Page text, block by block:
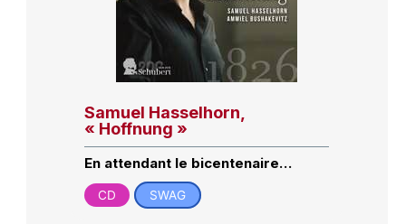
Samuel Hasselhorn,
« Hoffnung »
En attendant le bicentenaire…
CD SWAG